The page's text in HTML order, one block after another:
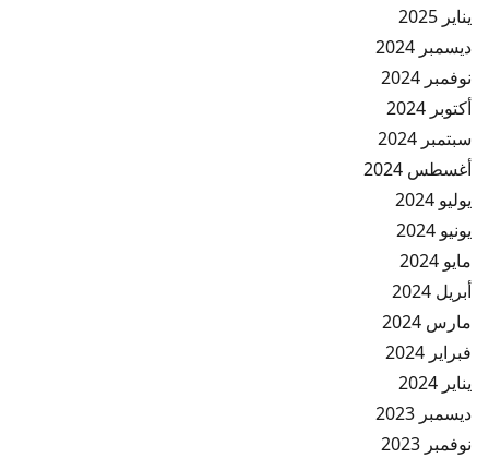
يناير 2025
ديسمبر 2024
نوفمبر 2024
أكتوبر 2024
سبتمبر 2024
أغسطس 2024
يوليو 2024
يونيو 2024
مايو 2024
أبريل 2024
مارس 2024
فبراير 2024
يناير 2024
ديسمبر 2023
نوفمبر 2023